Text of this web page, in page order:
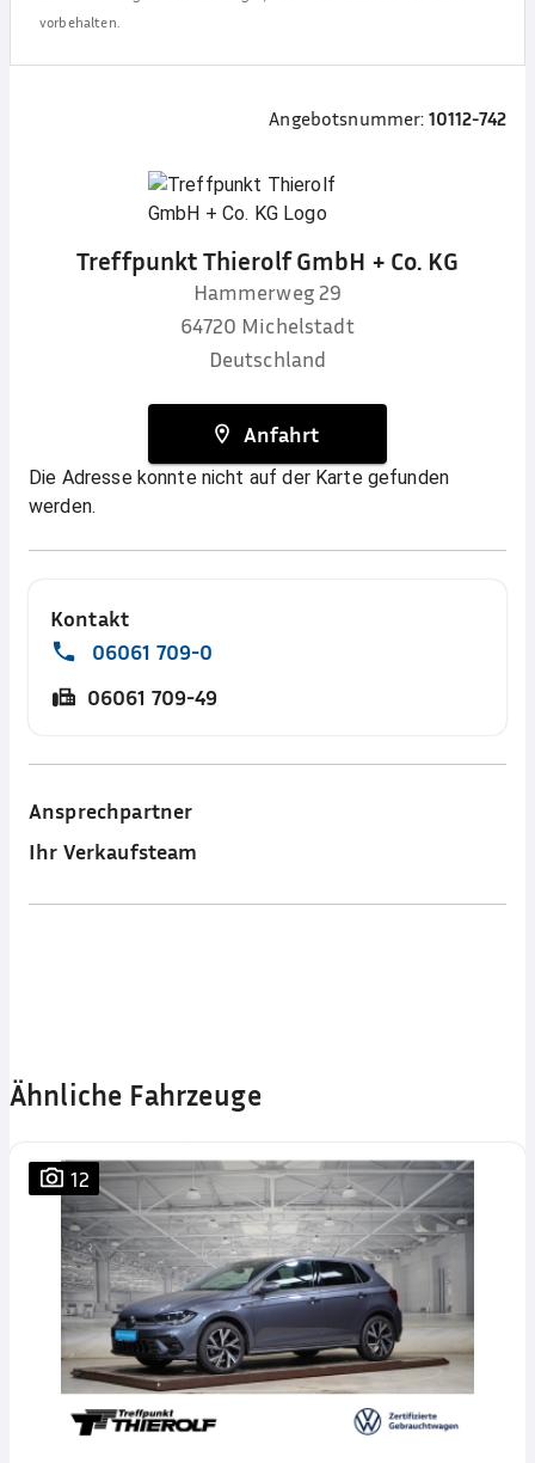
vorbehalten.
Angebotsnummer: 10112-742
Treffpunkt Thierolf GmbH + Co. KG
Hammerweg 29
64720 Michelstadt
Deutschland
Anfahrt
Die Adresse konnte nicht auf der Karte gefunden
werden.
Kontakt
06061 709-0
06061 709-49
Ansprechpartner
Ihr Verkaufsteam
Ähnliche Fahrzeuge
12